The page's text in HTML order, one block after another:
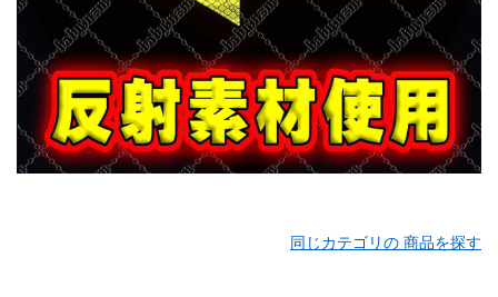
同じカテゴリの 商品を探す